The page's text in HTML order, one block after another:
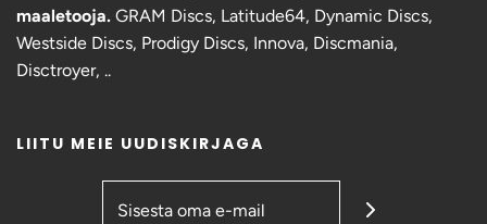
maaletooja. GRAM Discs, Latitude64, Dynamic Discs,
Westside Discs, Prodigy Discs, Innova, Discmania,
Disctroyer, ..
LIITU MEIE UUDISKIRJAGA